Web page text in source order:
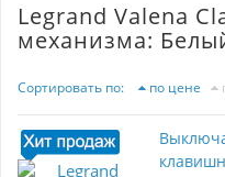
Legrand Valena
механизма:
Сортировать по: по цене